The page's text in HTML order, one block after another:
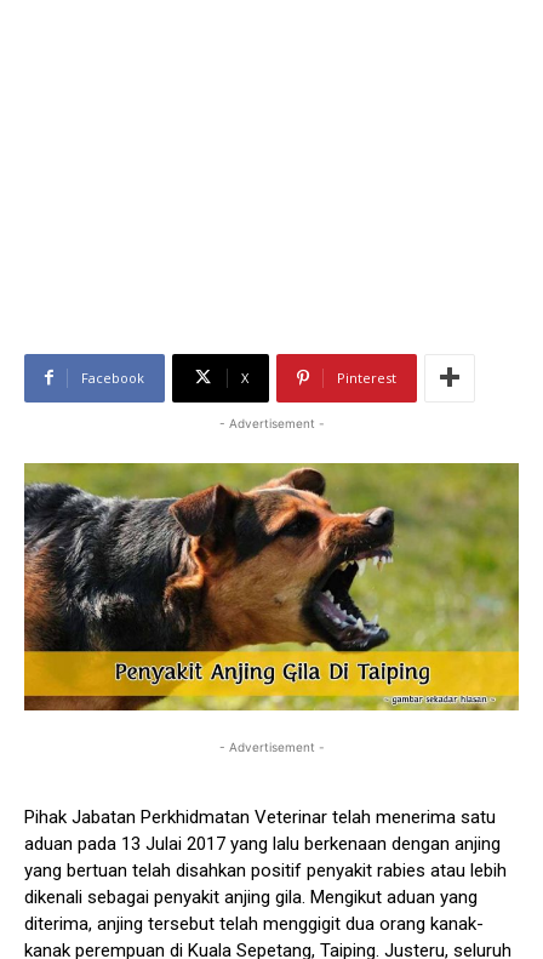
Facebook X Pinterest
- Advertisement -
- Advertisement -
Pihak Jabatan Perkhidmatan Veterinar telah menerima satu
aduan pada 13 Julai 2017 yang lalu berkenaan dengan anjing
yang bertuan telah disahkan positif penyakit rabies atau lebih
dikenali sebagai penyakit anjing gila. Mengikut aduan yang
diterima, anjing tersebut telah menggigit dua orang kanak-
kanak perempuan di Kuala Sepetang, Taiping. Justeru, seluruh